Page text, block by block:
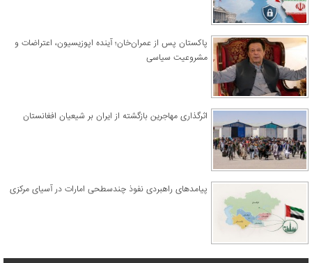
پاکستان پس از عمران‌خان؛ آینده اپوزیسیون، اعتراضات و
مشروعیت سیاسی
اثرگذاری مهاجرین بازگشته از ایران بر شیعیان افغانستان
پیامدهای راهبردی نفوذ چندسطحی امارات در آسیای مرکزی